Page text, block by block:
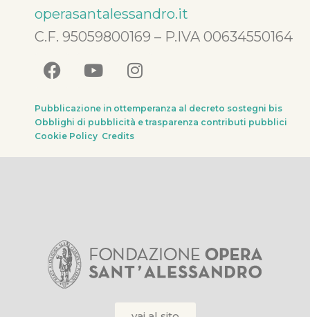
operasantalessandro.it
C.F. 95059800169 – P.IVA 00634550164
Pubblicazione in ottemperanza al decreto sostegni bis
Obblighi di pubblicità e trasparenza contributi pubblici
Cookie Policy Credits